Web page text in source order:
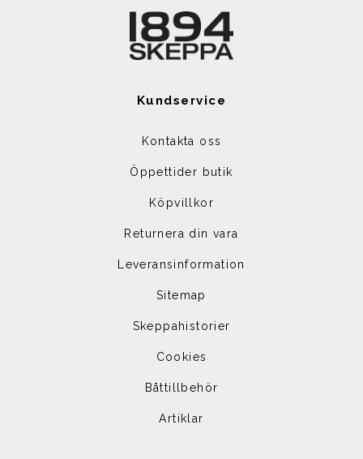
Kundservice
Kontakta oss
Öppettider butik
Köpvillkor
Returnera din vara
Leveransinformation
Sitemap
Skeppahistorier
Cookies
Båttillbehör
Artiklar